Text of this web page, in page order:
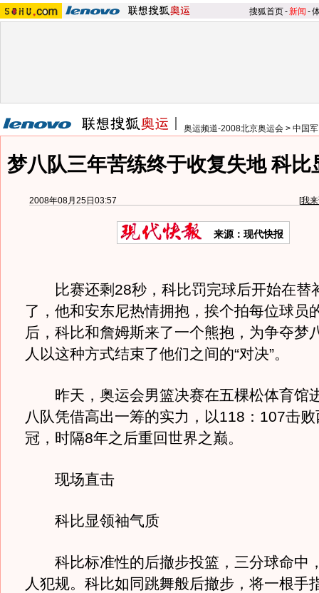
搜狐首页-新闻 -
奥运频道-2008北京奥运会 > 中国
梦八队三年苦练终于收复失地 科比
2008年08月25日03:57 [我
来源：现代快报
比赛还剩28秒，科比罚完球后开始在替
了，他和安东尼热情拥抱，挨个拍每位球员
后，科比和詹姆斯来了一个熊抱，为争夺梦
人以这种方式结束了他们之间的“对决”。
昨天，奥运会男篮决赛在五棵松体育馆
八队凭借高出一筹的实力，以118：107击
冠，时隔8年之后重回世界之巅。
现场直击
科比显领袖气质
科比标准性的后撤步投篮，三分球命中
人犯规。科比如同跳舞般后撤步，将一根手